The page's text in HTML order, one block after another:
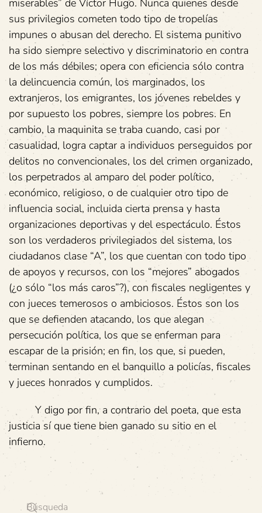
miserables” de Víctor Hugo. Nunca quienes desde
sus privilegios cometen todo tipo de tropelías
impunes o abusan del derecho. El sistema punitivo
ha sido siempre selectivo y discriminatorio en contra
de los más débiles; opera con eficiencia sólo contra
la delincuencia común, los marginados, los
extranjeros, los emigrantes, los jóvenes rebeldes y
por supuesto los pobres, siempre los pobres. En
cambio, la maquinita se traba cuando, casi por
casualidad, logra captar a individuos perseguidos por
delitos no convencionales, los del crimen organizado,
los perpetrados al amparo del poder político,
económico, religioso, o de cualquier otro tipo de
influencia social, incluida cierta prensa y hasta
organizaciones deportivas y del espectáculo. Éstos
son los verdaderos privilegiados del sistema, los
ciudadanos clase “A”, los que cuentan con todo tipo
de apoyos y recursos, con los “mejores” abogados
(¿o sólo “los más caros”?), con fiscales negligentes y
con jueces temerosos o ambiciosos. Éstos son los
que se defienden atacando, los que alegan
persecución política, los que se enferman para
escapar de la prisión; en fin, los que, si pueden,
terminan sentando en el banquillo a policías, fiscales
y jueces honrados y cumplidos.
Y digo por fin, a contrario del poeta, que esta
justicia sí que tiene bien ganado su sitio en el
infierno.